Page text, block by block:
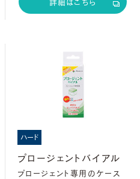
ハード
プロージェントバイアル
プロージェント専用のケース